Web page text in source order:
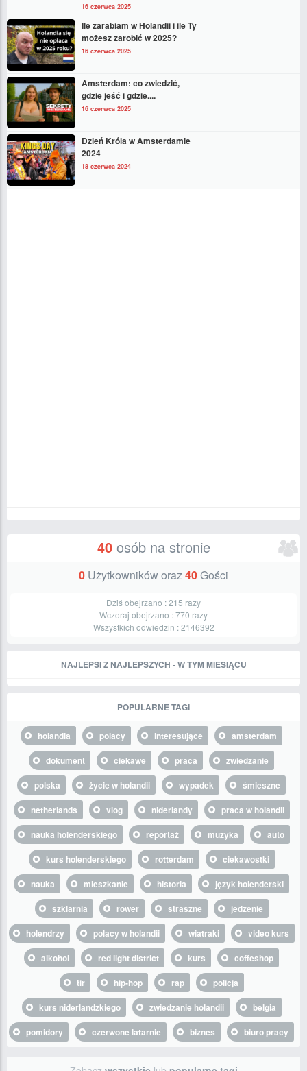
16 czerwca 2025
Ile zarabiam w Holandii i ile Ty
możesz zarobić w 2025?
16 czerwca 2025
Amsterdam: co zwiedzić,
gdzie jeść i gdzie....
16 czerwca 2025
Dzień Króla w Amsterdamie
2024
18 czerwca 2024
40osób na stronie
0 Użytkowników oraz40Gości
Dziś obejrzano :215 razy
Wczoraj obejrzano :770 razy
Wszystkich odwiedzin :2146392
NAJLEPSI Z NAJLEPSZYCH - W TYM MIESIĄCU
POPULARNE TAGI
holandia polacy interesujące
amsterdam
dokument
ciekawe praca
zwiedzanie
polska
życie w holandii wypadek
śmieszne
netherlands
vlog niderlandy
praca w holandii
nauka holenderskiego
reportaż muzyka
auto
kurs holenderskiego
rotterdam
ciekawostki
nauka
mieszkanie historia
język holenderski
szklarnia
rower straszne
jedzenie
holendrzy
polacy w holandii wiatraki
video kurs
alkohol
red light district kurs
coffeshop
tir
hip-hop rap
policja
kurs niderlandzkiego
zwiedzanie holandii
belgia
pomidory
czerwone latarnie biznes biuro pracy